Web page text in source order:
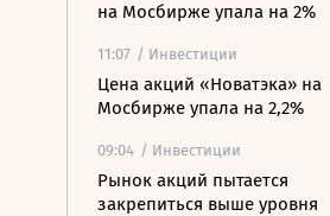
на Мосбирже упала на 2%
11:07 / Инвестиции
Цена акций «Новатэка» на
Мосбирже упала на 2,2%
09:04 / Инвестиции
Рынок акций пытается
закрепиться выше уровня